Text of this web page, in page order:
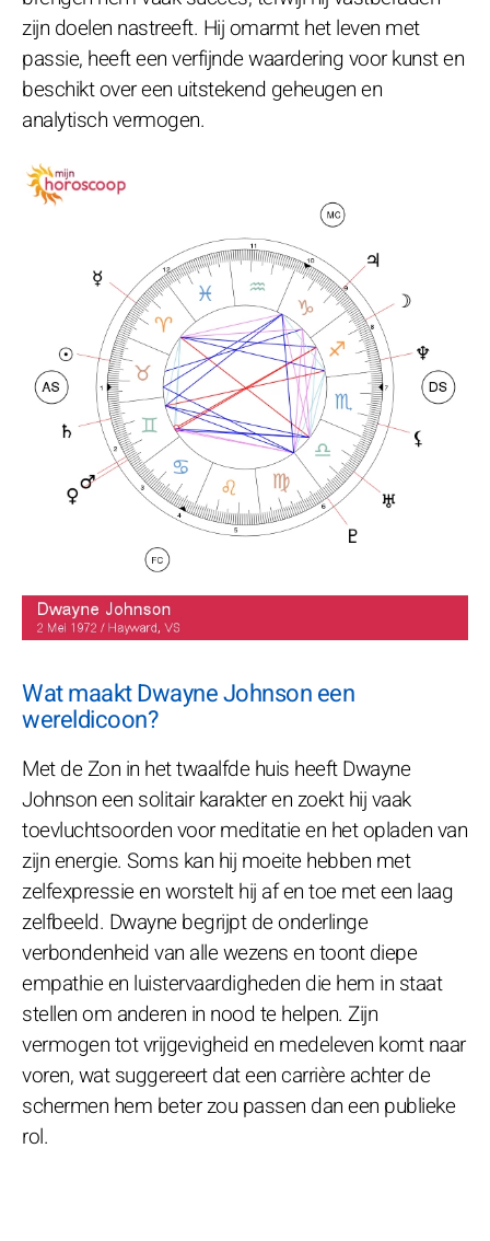
zijn doelen nastreeft. Hij omarmt het leven met
passie, heeft een verfijnde waardering voor kunst en
beschikt over een uitstekend geheugen en
analytisch vermogen.
Wat maakt Dwayne Johnson een
wereldicoon?
Met de Zon in het twaalfde huis heeft Dwayne
Johnson een solitair karakter en zoekt hij vaak
toevluchtsoorden voor meditatie en het opladen van
zijn energie. Soms kan hij moeite hebben met
zelfexpressie en worstelt hij af en toe met een laag
zelfbeeld. Dwayne begrijpt de onderlinge
verbondenheid van alle wezens en toont diepe
empathie en luistervaardigheden die hem in staat
stellen om anderen in nood te helpen. Zijn
vermogen tot vrijgevigheid en medeleven komt naar
voren, wat suggereert dat een carrière achter de
schermen hem beter zou passen dan een publieke
rol.